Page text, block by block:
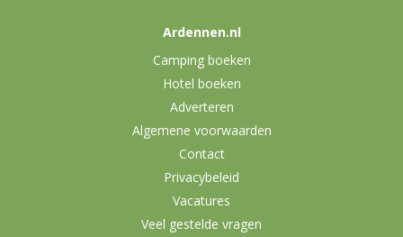
Ardennen.nl
Camping boeken
Hotel boeken
Adverteren
Algemene voorwaarden
Contact
Privacybeleid
Vacatures
Veel gestelde vragen